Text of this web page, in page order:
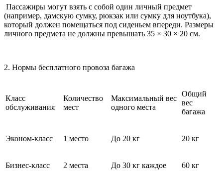
Пассажиры могут взять с собой один личный предмет
(например, дамскую сумку, рюкзак или сумку для ноутбука),
который должен помещаться под сиденьем впереди. Размеры
личного предмета не должны превышать 35 × 30 × 20 см.
2. Нормы бесплатного провоза багажа
Класс
обслуживания
Количество
мест
Максимальный вес
одного места
Общий
вес
багажа
Эконом-класс 1 место До 20 кг 20 кг
Бизнес-класс 2 места До 30 кг каждое 60 кг